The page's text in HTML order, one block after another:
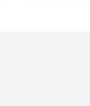
yakalıyor; güçlü